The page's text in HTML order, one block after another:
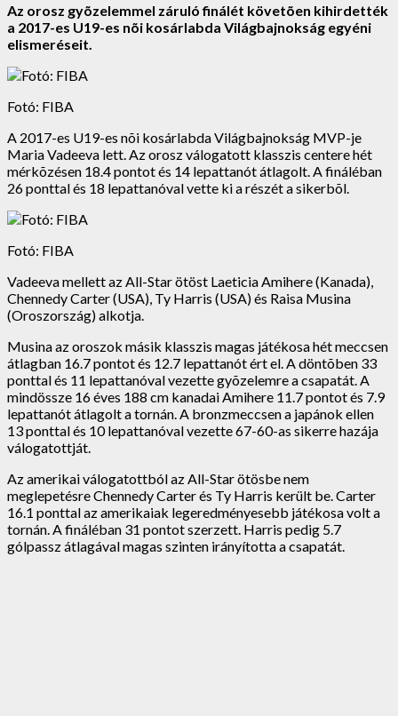
Az orosz gyõzelemmel záruló finálét követõen kihirdették
a 2017-es U19-es nõi kosárlabda Világbajnokság egyéni
elismeréseit.
Fotó: FIBA
A 2017-es U19-es nõi kosárlabda Világbajnokság MVP-je
Maria Vadeeva lett. Az orosz válogatott klasszis centere hét
mérkõzésen 18.4 pontot és 14 lepattanót átlagolt. A fináléban
26 ponttal és 18 lepattanóval vette ki a részét a sikerbõl.
Fotó: FIBA
Vadeeva mellett az All-Star ötöst Laeticia Amihere (Kanada),
Chennedy Carter (USA), Ty Harris (USA) és Raisa Musina
(Oroszország) alkotja.
Musina az oroszok másik klasszis magas játékosa hét meccsen
átlagban 16.7 pontot és 12.7 lepattanót ért el. A döntõben 33
ponttal és 11 lepattanóval vezette gyõzelemre a csapatát. A
mindössze 16 éves 188 cm kanadai Amihere 11.7 pontot és 7.9
lepattanót átlagolt a tornán. A bronzmeccsen a japánok ellen
13 ponttal és 10 lepattanóval vezette 67-60-as sikerre hazája
válogatottját.
Az amerikai válogatottból az All-Star ötösbe nem
meglepetésre Chennedy Carter és Ty Harris került be. Carter
16.1 ponttal az amerikaiak legeredményesebb játékosa volt a
tornán. A fináléban 31 pontot szerzett. Harris pedig 5.7
gólpassz átlagával magas szinten irányította a csapatát.